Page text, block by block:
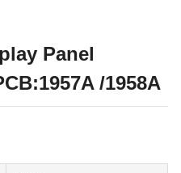
Panel
/1958A